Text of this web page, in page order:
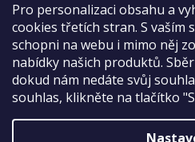
Pro personalizaci obsahu a
cookies třetích stran. S vaším
schopni na webu i mimo něj
nabídky našich produktů.
dokud nám nedáte svůj
souhlas, klikněte na tlačítko
Recenze na